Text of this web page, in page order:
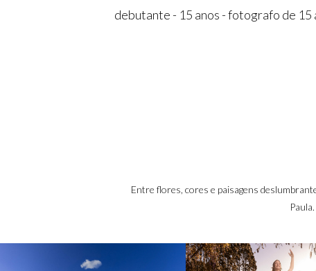
debutante - 15 anos - fotografo de 15
Entre flores, cores e paisagens